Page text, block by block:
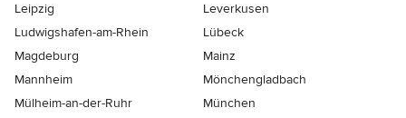
Leipzig
Leverkusen
Ludwigshafen-am-Rhein
Lübeck
Magdeburg
Mainz
Mannheim
Mönchen­gladbach
Mülheim-an-der-Ruhr
München